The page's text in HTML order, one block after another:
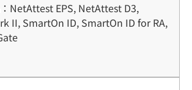
NetAttest EPS, NetAttest D3,
II, SmartOn ID, SmartOn ID for RA,